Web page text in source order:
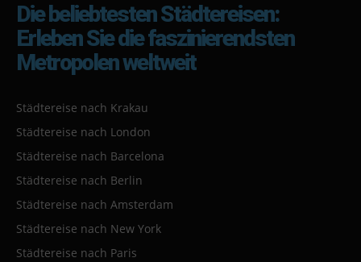
Die beliebtesten Städtereisen:
Erleben Sie die faszinierendsten
Metropolen weltweit
Städtereise nach Krakau
Städtereise nach London
Städtereise nach Barcelona
Städtereise nach Berlin
Städtereise nach Amsterdam
Städtereise nach New York
Städtereise nach Paris